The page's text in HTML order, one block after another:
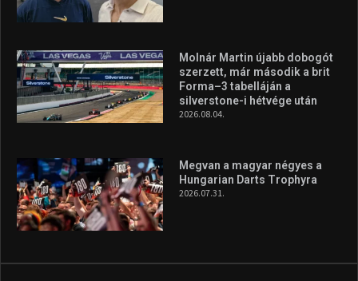
Molnár Martin újabb dobogót
szerzett, már második a brit
Forma–3 tabelláján a
silverstone-i hétvége után
2026.08.04.
Megvan a magyar négyes a
Hungarian Darts Trophyra
2026.07.31.